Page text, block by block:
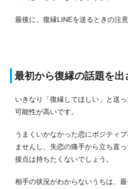
最後に、復縁LINEを送るときの注
最初から復縁の話題を出
いきなり「復縁してほしい」と送
可能性が高いです。
うまくいかなかった恋にポジティ
ませんし、失恋の痛手から立ち直
接点は持ちたくないでしょう。
相手の状況がわからないうちは、